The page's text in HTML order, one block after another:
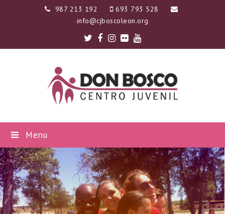
987 213 192
693 793 528
info@cjboscoleon.org
Twitter
Facebook
Instagram
FlickrYoutube
Menu